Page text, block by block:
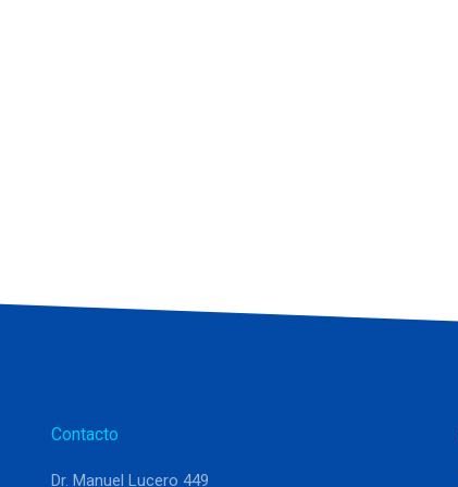
Contacto
Dr. Manuel Lucero 449